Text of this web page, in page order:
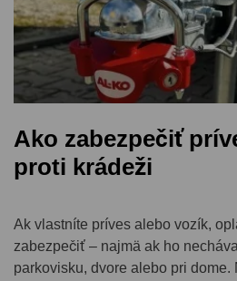
Ako zabezpečiť
proti krádeži
Ak vlastníte príves alebo vozík,
zabezpečiť – najmä ak ho
parkovisku, dvore alebo pri